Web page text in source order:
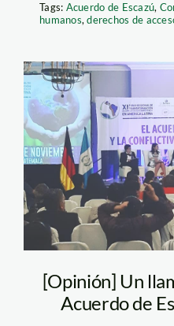
Tags: Acuerdo de Escazú,
humanos,derechos de
[Opinión] Un
Acuerdo de